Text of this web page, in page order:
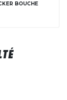
BOUCHE